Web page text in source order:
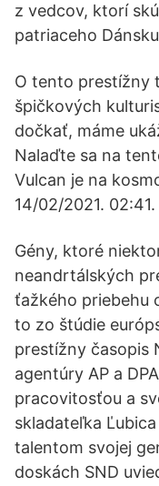
z vedcov, ktorí
patriaceho
O tento prestížny
špičkových
dočkať, máme
Nalaďte sa na
Vulcan je na
14/02/2021. 02:41.
Gény, ktoré
neandrtálských
ťažkého priebehu
to zo štúdie
prestížny časopis
agentúry AP a
pracovitosťou a
skladateľka
talentom svojej
doskách SND